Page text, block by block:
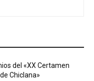
del «XX Certamen
Chiclana»